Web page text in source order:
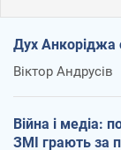
Дух Анкоріджа
Віктор Андрусів
Війна і медіа:
ЗМІ грають за